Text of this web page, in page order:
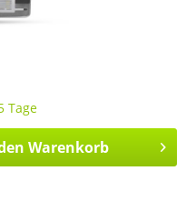
Tage
Warenkorb